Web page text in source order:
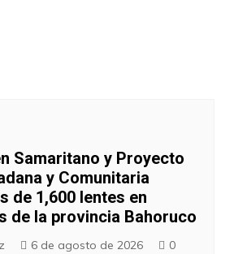
Samaritano y Proyecto
y Comunitaria
de 1,600 lentes en
de la provincia Bahoruco
6 de agosto de 2026 0